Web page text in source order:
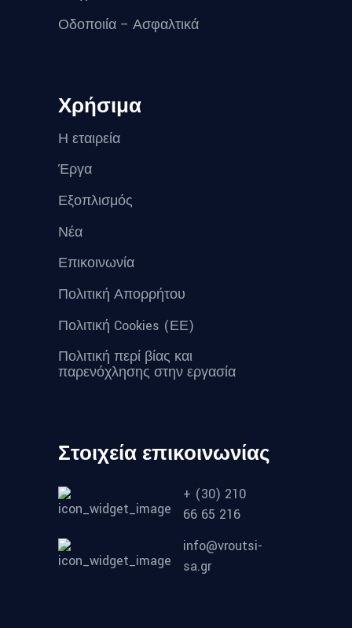
Οδοποιία – Ασφαλτικά
Χρήσιμα
Η εταιρεία
Έργα
Εξοπλισμός
Νέα
Επικοινωνία
Πολιτική Απορρήτου
Πολιτική Cookies (ΕΕ)
Πολιτική περί βίας και
παρενόχλησης στην εργασία
Στοιχεία επικοινωνίας
+ (30) 210
66 65 216
info@vroutsi-
sa.gr